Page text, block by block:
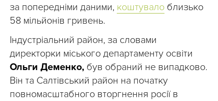
за попередніми даними, коштувало близько
58 мільйонів гривень.
Індустріальний район, за словами
директорки міського департаменту освіти
Ольги Деменко, був обраний не випадково.
Він та Салтівський район на початку
повномасштабного вторгнення росії в